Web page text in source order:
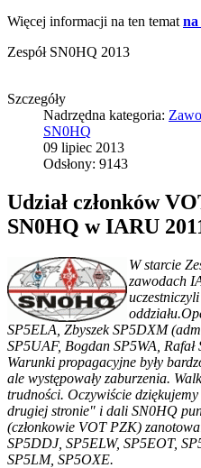
Więcej informacji na ten temat na
Zespół SN0HQ 2013
Szczegóły
Nadrzędna kategoria:
SN0HQ
09 lipiec 2013
Odsłony: 9143
Udział członków
SN0HQ w IARU
W starcie
zawodach
SP5ELA, Zbyszek SP5DXM
SP5UAF, Bogdan SP5WA,
Warunki propagacyjne były
ale występowały zaburzenia.
trudności. Oczywiście
drugiej stronie" i dali SN0HQ
(członkowie VOT PZK)
SP5DDJ, SP5ELW, SP5EOT,
SP5LM, SP5OXE.